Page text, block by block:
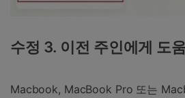
수정 3. 이전 주인에게 도
Macbook, MacBook Pro 또는